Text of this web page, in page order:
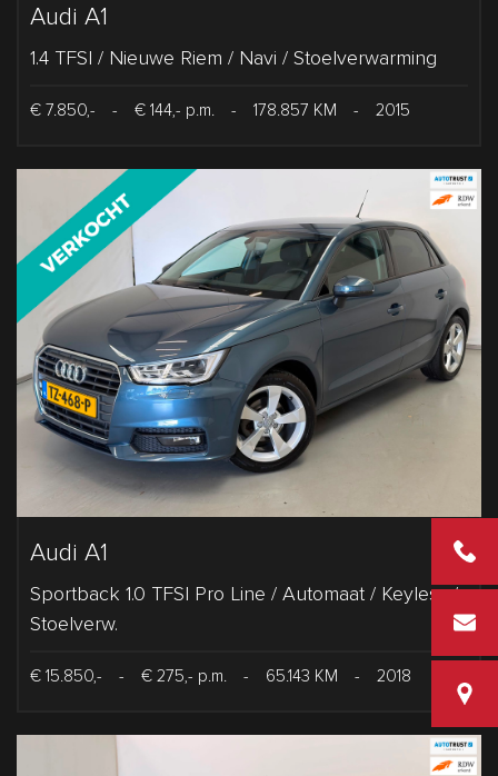
+31 2
Van
Audi A1
1.4 TFSI / Nieuwe Riem / Navi / Stoelverwarming
€ 7.850,- - € 144,- p.m. - 178.857 KM - 2015
Audi A1
Sportback 1.0 TFSI Pro Line / Automaat / Keyless /
Stoelverw.
€ 15.850,- - € 275,- p.m. - 65.143 KM - 2018